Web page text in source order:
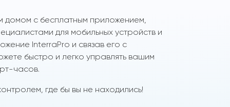
домом с бесплатным приложением,
для мобильных устройств и
InterraPro и связав его с
быстро и легко управлять вашим
часов.
где бы вы не находились!